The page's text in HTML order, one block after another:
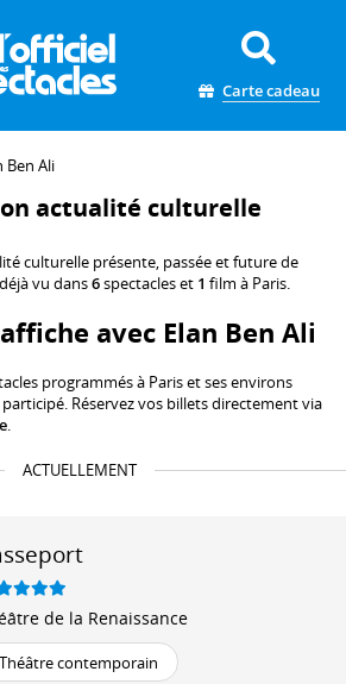
Carte cadeau
Ben Ali
actualité culturelle
culturelle présente, passée et future de
vu dans6spectacles et 1 film à Paris.
avec Elan Ben Ali
programmés à Paris et ses environs
participé. Réservez vos billets directement via
.
ACTUELLEMENT
de la Renaissance
Théâtre contemporain